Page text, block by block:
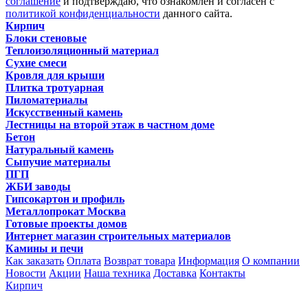
политикой конфиденциальности данного сайта.
Кирпич
Блоки стеновые
Теплоизоляционный материал
Сухие смеси
Кровля для крыши
Плитка тротуарная
Пиломатериалы
Искусственный камень
Лестницы на второй этаж в частном доме
Бетон
Натуральный камень
Сыпучие материалы
ПГП
ЖБИ заводы
Гипсокартон и профиль
Металлопрокат Москва
Готовые проекты домов
Интернет магазин строительных материалов
Камины и печи
Как заказать Оплата Возврат товара Информация О компании
Новости Акции Наша техника Доставка Контакты
Кирпич